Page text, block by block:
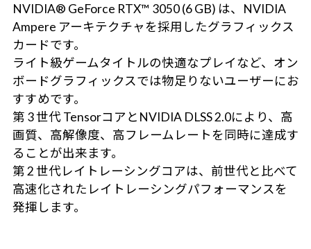
NVIDIA® GeForce RTX™ 3050 (6 GB) は、NVIDIA
Ampere アーキテクチャを採用したグラフィックス
カードです。
ライト級ゲームタイトルの快適なプレイなど、オン
ボードグラフィックスでは物足りないユーザーにお
すすめです。
第 3 世代 TensorコアとNVIDIA DLSS 2.0により、高
画質、高解像度、高フレームレートを同時に達成す
ることが出来ます。
第 2 世代レイトレーシングコアは、前世代と比べて
高速化されたレイトレーシングパフォーマンスを
発揮します。